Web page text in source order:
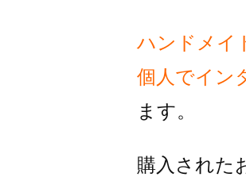
ハンドメイ
個人でイン
ます。
購入された